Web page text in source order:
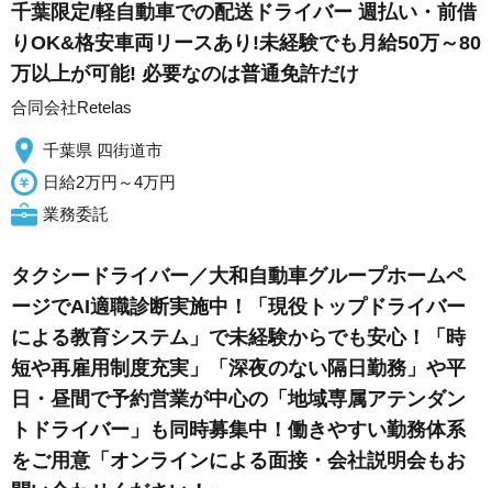
千葉限定/軽自動車での配送ドライバー 週払い・前借
りOK&格安車両リースあり!未経験でも月給50万～80
万以上が可能! 必要なのは普通免許だけ
合同会社Retelas
千葉県 四街道市
日給2万円～4万円
業務委託
タクシードライバー／大和自動車グループホームペ
ージでAI適職診断実施中！「現役トップドライバー
による教育システム」で未経験からでも安心！「時
短や再雇用制度充実」「深夜のない隔日勤務」や平
日・昼間で予約営業が中心の「地域専属アテンダン
トドライバー」も同時募集中！働きやすい勤務体系
をご用意「オンラインによる面接・会社説明会もお